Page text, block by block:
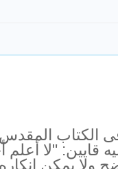
الكتاب
قايين: "لا
ولا يمكن